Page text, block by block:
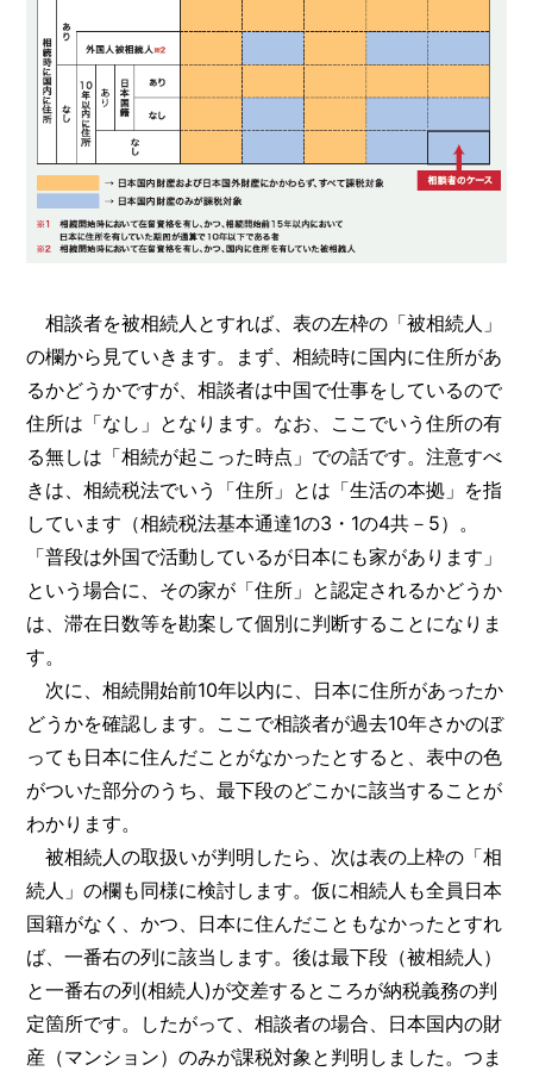
相談者を被相続人とすれば、表の左枠の「被相続人」
の欄から見ていきます。まず、相続時に国内に住所があ
るかどうかですが、相談者は中国で仕事をしているので
住所は「なし」となります。なお、ここでいう住所の有
る無しは「相続が起こった時点」での話です。注意すべ
きは、相続税法でいう「住所」とは「生活の本拠」を指
しています（相続税法基本通達1の3・1の4共－5）。
「普段は外国で活動しているが日本にも家があります」
という場合に、その家が「住所」と認定されるかどうか
は、滞在日数等を勘案して個別に判断することになりま
す。
次に、相続開始前10年以内に、日本に住所があったか
どうかを確認します。ここで相談者が過去10年さかのぼ
っても日本に住んだことがなかったとすると、表中の色
がついた部分のうち、最下段のどこかに該当することが
わかります。
被相続人の取扱いが判明したら、次は表の上枠の「相
続人」の欄も同様に検討します。仮に相続人も全員日本
国籍がなく、かつ、日本に住んだこともなかったとすれ
ば、一番右の列に該当します。後は最下段（被相続人）
と一番右の列(相続人)が交差するところが納税義務の判
定箇所です。したがって、相談者の場合、日本国内の財
産（マンション）のみが課税対象と判明しました。つま